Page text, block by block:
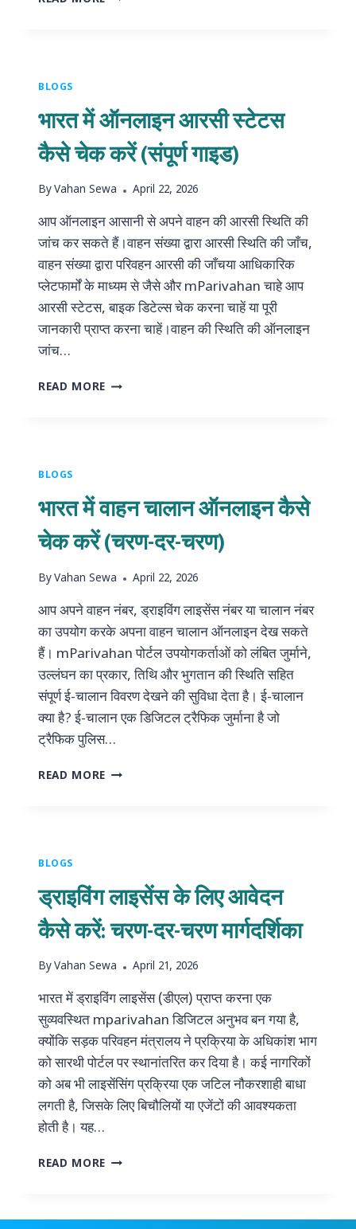
की
संपूर्ण
गाइड
BLOGS
भारत में ऑनलाइन आरसी स्टेटस
कैसे चेक करें (संपूर्ण गाइड)
ByVahan Sewa April 22, 2026
आप ऑनलाइन आसानी से अपने वाहन की आरसी स्थिति की
जांच कर सकते हैं।वाहन संख्या द्वारा आरसी स्थिति की जाँच,
वाहन संख्या द्वारा परिवहन आरसी की जाँचया आधिकारिक
प्लेटफार्मों के माध्यम से जैसे और mParivahan चाहे आप
आरसी स्टेटस, बाइक डिटेल्स चेक करना चाहें या पूरी
जानकारी प्राप्त करना चाहें।वाहन की स्थिति की ऑनलाइन
जांच…
READ MORE भारत
करें
(संपूर्ण
गाइड)
BLOGS
भारत में वाहन चालान ऑनलाइन कैसे
चेक करें (चरण-दर-चरण)
ByVahan Sewa April 22, 2026
आप अपने वाहन नंबर, ड्राइविंग लाइसेंस नंबर या चालान नंबर
का उपयोग करके अपना वाहन चालान ऑनलाइन देख सकते
हैं। mParivahan पोर्टल उपयोगकर्ताओं को लंबित जुर्माने,
उल्लंघन का प्रकार, तिथि और भुगतान की स्थिति सहित
संपूर्ण ई-चालान विवरण देखने की सुविधा देता है। ई-चालान
क्या है? ई-चालान एक डिजिटल ट्रैफिक जुर्माना है जो
ट्रैफिक पुलिस…
READ MORE भारत
करें
(चरण-
दर-
चरण)
BLOGS
ड्राइविंग लाइसेंस के लिए आवेदन
कैसे करें: चरण-दर-चरण मार्गदर्शिका
ByVahan Sewa April 21, 2026
भारत में ड्राइविंग लाइसेंस (डीएल) प्राप्त करना एक
सुव्यवस्थित mparivahan डिजिटल अनुभव बन गया है,
क्योंकि सड़क परिवहन मंत्रालय ने प्रक्रिया के अधिकांश भाग
को सारथी पोर्टल पर स्थानांतरित कर दिया है। कई नागरिकों
को अब भी लाइसेंसिंग प्रक्रिया एक जटिल नौकरशाही बाधा
लगती है, जिसके लिए बिचौलियों या एजेंटों की आवश्यकता
होती है। यह…
READ MORE ड्राइविंग